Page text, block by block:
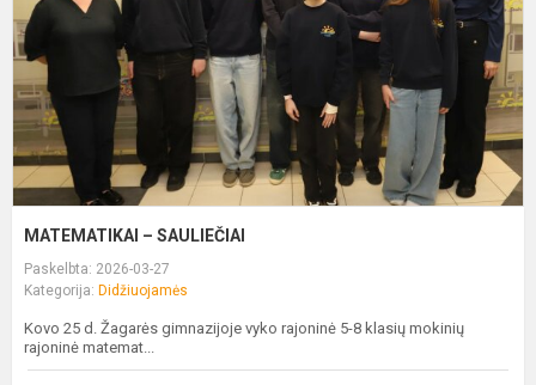
MATEMATIKAI – SAULIEČIAI
Paskelbta: 2026-03-27
Kategorija: Didžiuojamės
Kovo 25 d. Žagarės gimnazijoje vyko rajoninė 5-8 klasių mokinių
rajoninė matemat...